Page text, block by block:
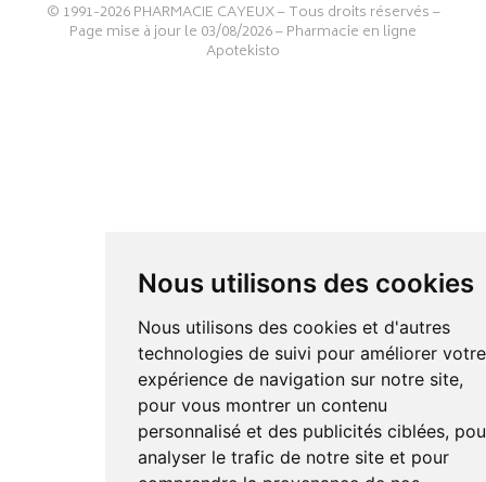
Nous utilisons des cookies
Nous utilisons des cookies et d'autres
technologies de suivi pour améliorer votre
expérience de navigation sur notre site,
pour vous montrer un contenu
personnalisé et des publicités ciblées,
analyser le trafic de notre site et pour
© 1991-2026PHARMACIE CAYEUX– Tous droits réservés –
Page mise à jour le 03/08/2026 –Pharmacie en ligne
Apotekisto